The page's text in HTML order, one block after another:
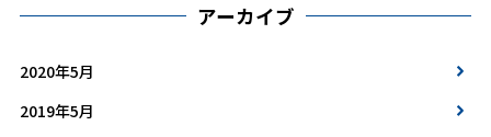
アーカイブ
2020年5月
2019年5月